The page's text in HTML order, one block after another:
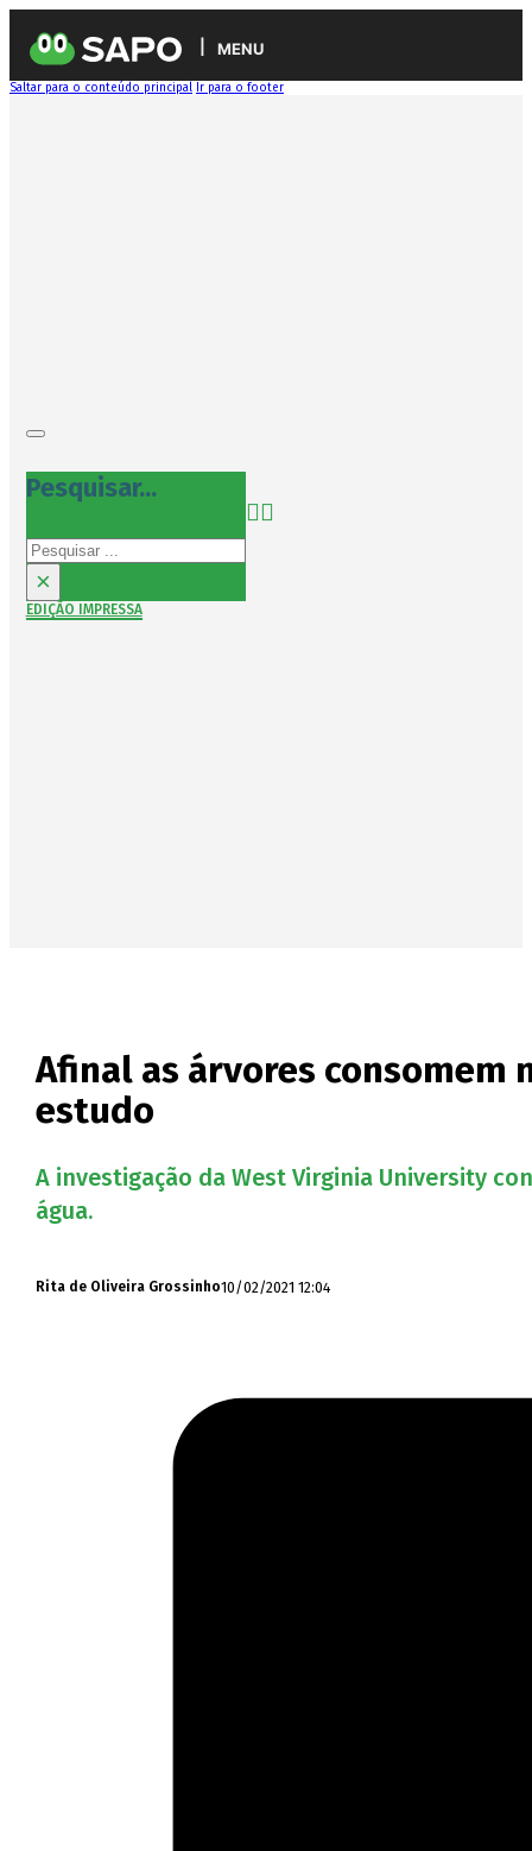
MENU
Saltar para o conteúdo principal Ir para o footer
Pesquisar...
Pesquisar
×
EDIÇÃO IMPRESSA
Afinal as árvores consomem
estudo
A investigação da West Virginia University
água.
Rita de Oliveira Grossinho10/02/2021 12:04